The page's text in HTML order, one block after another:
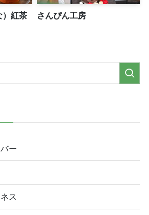
）紅茶 さんぴん工房
ー
ス